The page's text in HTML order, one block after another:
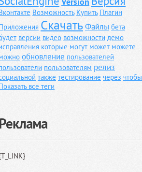
Возможность Купить Плагин
СкачатьФайлы бета
версии видео возможности демо
которые могут может можете
обновление пользователей
пользователям релиз
также тестирование через чтобы
все теги